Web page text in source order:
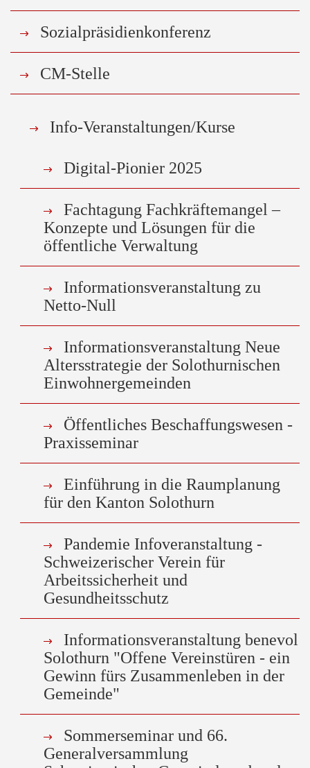
Sozialpräsidienkonferenz
CM-Stelle
Info-Veranstaltungen/Kurse
Digital-Pionier 2025
Fachtagung Fachkräftemangel –
Konzepte und Lösungen für die
öffentliche Verwaltung
Informationsveranstaltung zu
Netto-Null
Informationsveranstaltung Neue
Altersstrategie der Solothurnischen
Einwohnergemeinden
Öffentliches Beschaffungswesen -
Praxisseminar
Einführung in die Raumplanung
für den Kanton Solothurn
Pandemie Infoveranstaltung -
Schweizerischer Verein für
Arbeitssicherheit und
Gesundheitsschutz
Informationsveranstaltung benevol
Solothurn "Offene Vereinstüren - ein
Gewinn fürs Zusammenleben in der
Gemeinde"
Sommerseminar und 66.
Generalversammlung